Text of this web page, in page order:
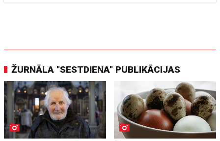
ŽURNĀLA "SESTDIENA" PUBLIKĀCIJAS